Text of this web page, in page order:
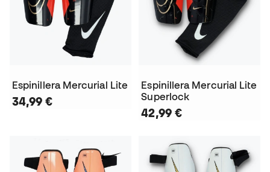
Espinillera Mercurial Lite
34,99 €
Espinillera Mercurial Lite
Superlock
42,99 €